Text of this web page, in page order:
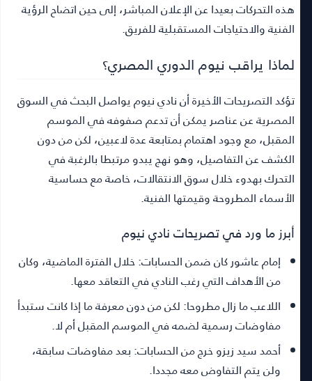
هذه التحركات بعيدا عن الإعلان المباشر، إلى حين اتضاح الرؤية
الفنية والاحتياجات المستقبلية للفريق.
لماذا يراقب نيوم الدوري المصري؟
تؤكد التصريحات الأخيرة أن نادي نيوم يواصل البحث في السوق
المصرية عن عناصر يمكن أن تدعم صفوفه في الموسم
المقبل، مع وجود اهتمام بمتابعة عدة لاعبين، لكن من دون
الكشف عن التفاصيل، وهو نهج يبدو مرتبطا بالرغبة في
التحرك بهدوء خلال سوق الانتقالات، خاصة مع حساسية
الأسماء المطروحة وقيمتها الفنية.
أبرز ما ورد في تصريحات نادي نيوم
إمام عاشور كان ضمن الحسابات:خلال الفترة الماضية، وكان
من الأهداف التي رغب النادي في التعاقد معها.
اللاعب ما زال مطروحا:لكن من دون معرفة ما إذا كانت ستبدأ
مفاوضات رسمية لضمه في الموسم المقبل أم لا.
أحمد سيد زيزو خرج من الحسابات:بعد مفاوضات سابقة،
ولن يتم التفاوض معه مجددا.